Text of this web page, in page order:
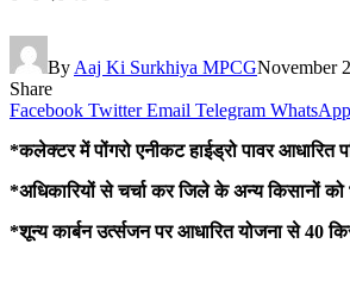
By Aaj Ki Surkhiya MPCGNovember
Share
Facebook Twitter Email Telegram WhatsApp
*कलेक्टर में पोंगरो एनीकट हाईड्रो पावर आधारित
*अधिकारियों से चर्चा कर जिले के अन्य किसानों को
*शून्य कार्बन उर्त्सजन पर आधारित योजना से 40